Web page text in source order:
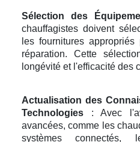
Sélection des
chauffagistes doivent
les fournitures
réparation. Cette
longévité et l'efficacité des
Actualisation des
Technologies : Avec
avancées, comme les
systèmes connectés,